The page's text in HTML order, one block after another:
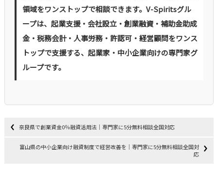
領域をワンストップで相談できます。V-Spiritsグル
ープは、起業支援・会社設立・創業融資・補助金助成
金・税務会計・人事労務・許認可・経営顧問をワンス
トップで支援する、起業家・中小企業向けの専門家グ
ループです。
奈良県で創業資金0％融資活用法｜専門家に5分無料相談全国対応
富山県の中小企業向け融資制度で経営改善を｜専門家に5分無料相談全国対
応